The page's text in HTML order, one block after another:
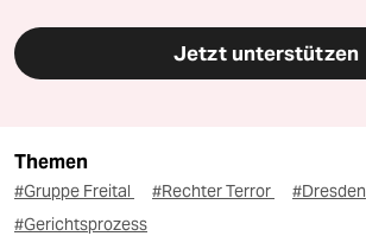
Jetzt unterstützen
Themen
#Gruppe Freital #Rechter Terror
#Dresden
#Gerichtsprozess